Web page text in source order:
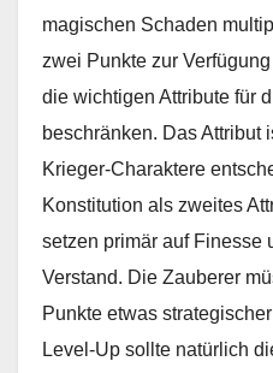
magischen Schaden
zwei Punkte zur
die wichtigen Attribute für
beschränken. Das Attribut
Krieger-Charaktere
Konstitution als zweites
setzen primär auf Finesse
Verstand. Die Zauberer
Punkte etwas
Level-Up sollte natürlich